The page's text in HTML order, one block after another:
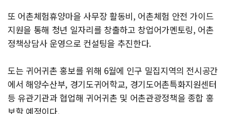
또 어촌체험휴양마을 사무장 활동비, 어촌체험 안전 가이드
지원을 통해 청년 일자리를 창출하고 창업어가멘토링, 어촌
정책상담사 운영으로 컨설팅을 추진한다.
도는 귀어귀촌 홍보를 위해 6월에 인구 밀집지역의 전시공간
에서 해양수산부, 경기도귀어학교, 경기도어촌특화지원센터
등 유관기관과 협업해 귀어귀촌 및 어촌관광정책을 종합 홍
보할 예정이다.